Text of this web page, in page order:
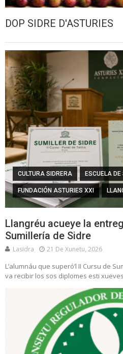
DOP SIDRE D'ASTURIES
CULTURA SIDRERA ESCUELA
FUNDACIÓN ASTURIES XXI
Llangréu acueye la
Sumillería de Sidre
Lasidra 21 De Xunetu, 2026
L’alumnáu que superó’l II Cursu de
va recibir los sos diplomes esti